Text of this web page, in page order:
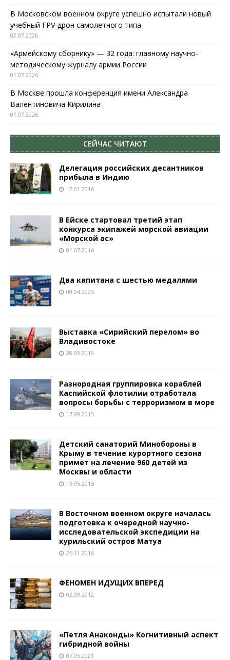
В Московском военном округе успешно испытали новый
учебный FPV-дрон самолетного типа
02.07.2026
«Армейскому сборнику» — 32 года: главному научно-
методическому журналу армии России
01.07.2026
В Москве прошла конференция имени Александра
Валентиновича Кирилина
01.07.2026
СЕЙЧАС ЧИТАЮТ
Делегация российских десантников
прибыла в Индию
12.01.2016
В Ейске стартовал третий этап
конкурса экипажей морской авиации
«Морской ас»
01.07.2016
Два капитана с шестью медалями
09.04.2025
Выставка «Сирийский перелом» во
Владивостоке
28.03.2019
Разнородная группировка кораблей
Каспийской флотилии отработала
вопросы борьбы с терроризмом в море
17.09.2015
Детский санаторий Минобороны в
Крыму в течение курортного сезона
примет на лечение 960 детей из
Москвы и области
16.05.2015
В Восточном военном округе началась
подготовка к очередной научно-
исследовательской экспедиции на
курильский остров Матуа
26.11.2016
ФЕНОМЕН ИДУЩИХ ВПЕРЕД
02.09.2012
«Петля Анаконды» Когнитивный аспект
гибридной войны
07.05.2021